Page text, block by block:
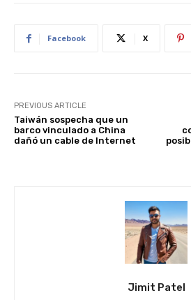
Facebook X
PREVIOUS ARTICLE
Taiwán sospecha que un
barco vinculado a China
dañó un cable de Internet
Jimit Patel